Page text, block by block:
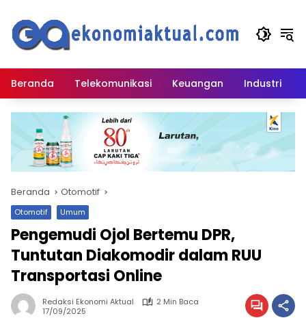
konten
Beranda Telekomunikasi Keuangan Industri
Beranda Otomotif
Otomotif Umum
Pengemudi Ojol Bertemu DPR,
Tuntutan Diakomodir dalam RUU
Transportasi Online
Redaksi Ekonomi Aktual
2 Min Baca
17/09/2025